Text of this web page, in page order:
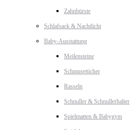
Zahnbürste
Schlafsack & Nachtlicht
Baby-Ausstattung
Meilensteine
Schmusetücher
Rasseln
Schnuller & Schnullerhalter
Spielmatten & Babygym